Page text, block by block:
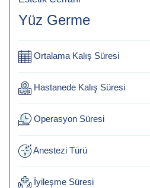
Blog
İletişim
Yüz Germe
Ortalama Kalış Süresi
Hastanede Kalış Süresi
Operasyon Süresi
Anestezi Türü
İyileşme Süresi